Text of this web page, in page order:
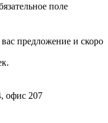
поле
предложение и скоро
офис 207